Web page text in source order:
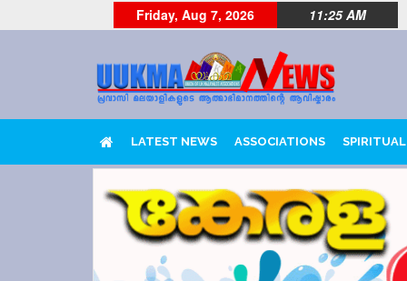
Friday, Aug 7, 2026 11:25 AM
LATEST NEWS ASSOCIATIONS SPIRITUAL